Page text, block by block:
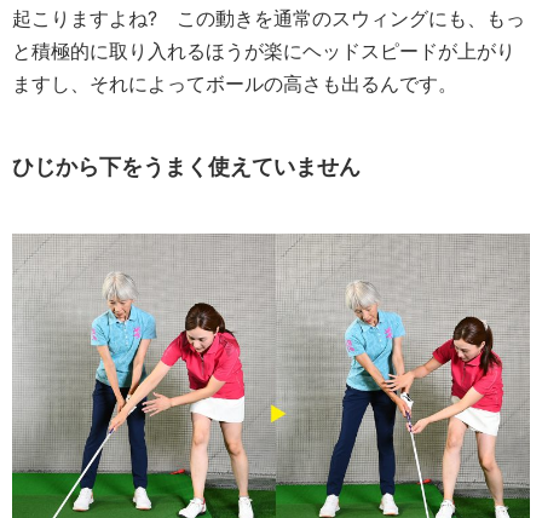
起こりますよね? この動きを通常のスウィングにも、もっ
と積極的に取り入れるほうが楽にヘッドスピードが上がり
ますし、それによってボールの高さも出るんです。
ひじから下をうまく使えていません